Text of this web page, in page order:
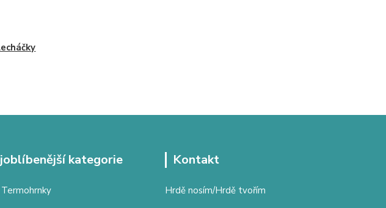
kategorie Kontakt
Hrdě nosím/Hrdě tvořím